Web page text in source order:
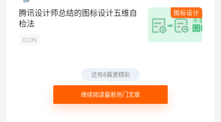
图标设计
腾讯设计师总结的图标设计五维自
检法
ICON
继续阅读最新热门文章
还有8篇更精彩